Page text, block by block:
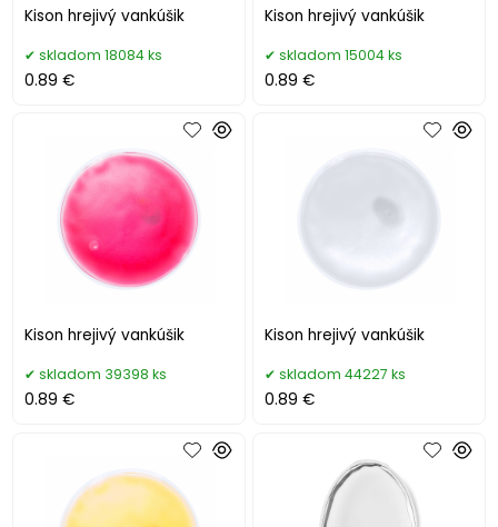
Kison hrejivý vankúšik
skladom 18084 ks
0.89 €
Kison hrejivý vankúšik
skladom 15004 ks
0.89 €
Kison hrejivý vankúšik
skladom 39398 ks
0.89 €
Kison hrejivý vankúšik
skladom 44227 ks
0.89 €